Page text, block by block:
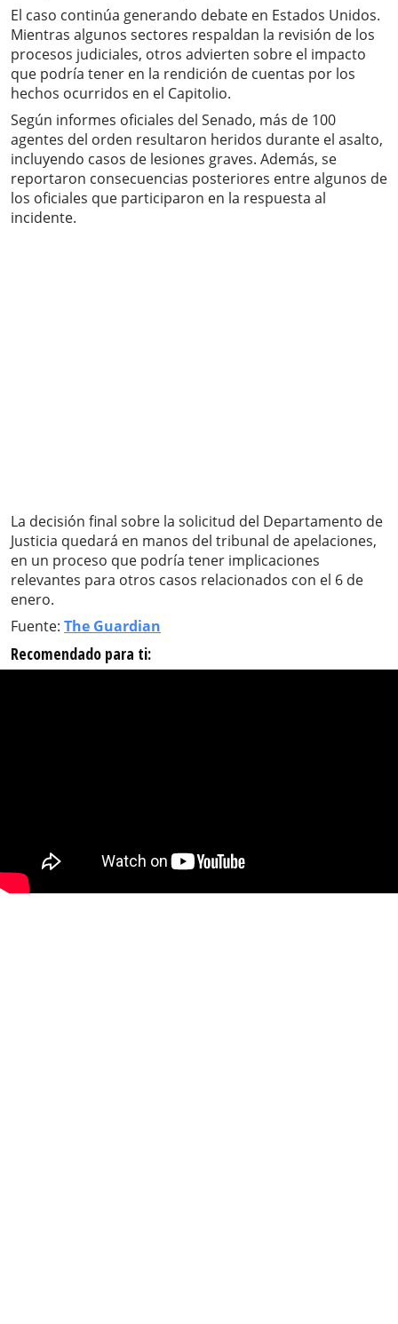
El caso continúa generando debate en Estados Unidos.
Mientras algunos sectores respaldan la revisión de los
procesos judiciales, otros advierten sobre el impacto
que podría tener en la rendición de cuentas por los
hechos ocurridos en el Capitolio.
Según informes oficiales del Senado, más de 100
agentes del orden resultaron heridos durante el asalto,
incluyendo casos de lesiones graves. Además, se
reportaron consecuencias posteriores entre algunos de
los oficiales que participaron en la respuesta al
incidente.
La decisión final sobre la solicitud del Departamento de
Justicia quedará en manos del tribunal de apelaciones,
en un proceso que podría tener implicaciones
relevantes para otros casos relacionados con el 6 de
enero.
Fuente: The Guardian
Recomendado para ti: